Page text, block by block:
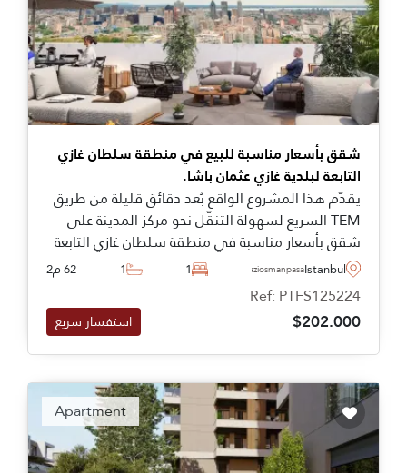
شقق بأسعار مناسبة للبيع في منطقة سلطان غازي
التابعة لبلدية غازي عثمان باشا.
يقدّم هذا المشروع الواقع بُعد دقائق قليلة من طريق
TEM السريع لسهولة التنقّل نحو مركز المدينة على
شقق بأسعار مناسبة في منطقة سلطان غازي التابعة
لغازي عثمان باشا، حيث يشهد إقبال كبير وسرعة في
المبيعات.
Istanbul
Gaziosmanpasa
1
1 62 م2
Ref: PTFS125224
$202.000 استفسار سريع
Apartment